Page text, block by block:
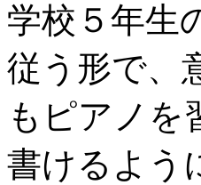
学校５年生
従う形で、
もピアノを
書けるよう